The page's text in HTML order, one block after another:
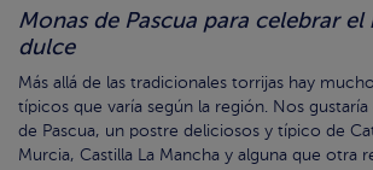
Monas de Pascua para celebrar
dulce
Más allá de las tradicionales torrijas hay
típicos que varía según la región. Nos gustaría
de Pascua, un postre deliciosos y típico de
Murcia, Castilla La Mancha y alguna que otra